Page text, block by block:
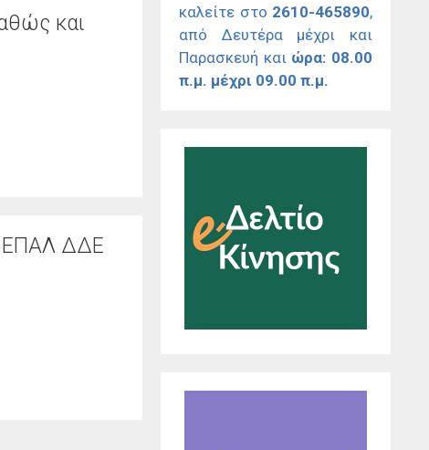
και
ΕΠΑΛ ΔΔΕ
καλείτε στο 2610-465890,
από Δευτέρα μέχρι και
Παρασκευή και ώρα: 08.00
π.μ. μέχρι 09.00 π.μ.